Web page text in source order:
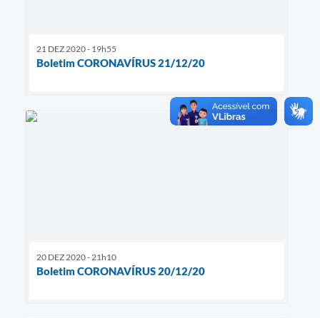
21 DEZ 2020 - 19h55
Boletim CORONAVÍRUS 21/12/20
20 DEZ 2020 - 21h10
Boletim CORONAVÍRUS 20/12/20